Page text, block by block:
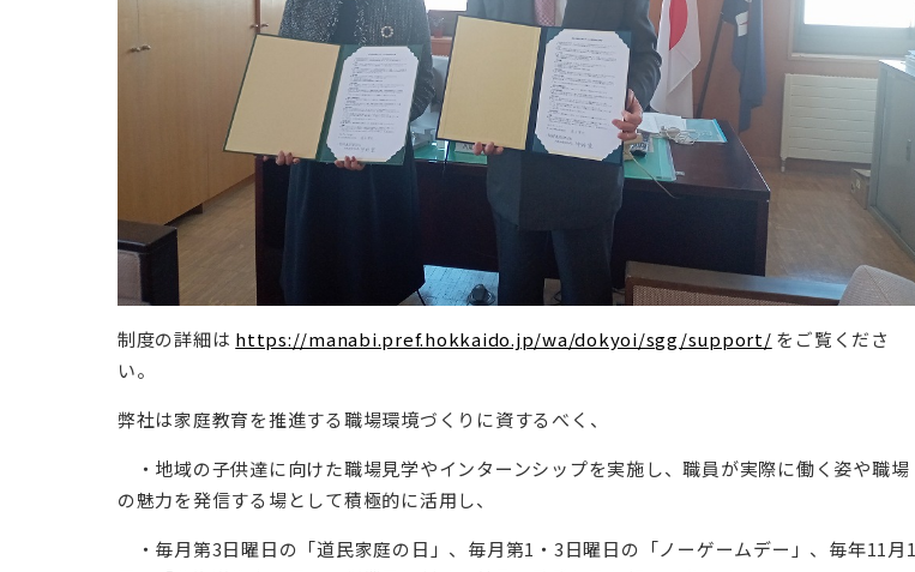
制度の詳細は https://manabi.pref.hokkaido.jp/wa/dokyoi/sgg/support/ をご覧くださ
い。
弊社は家庭教育を推進する職場環境づくりに資するべく、
・地域の子供達に向けた職場見学やインターンシップを実施し、職員が実際に働く姿や職場
の魅力を発信する場として積極的に活用し、
・毎月第3日曜日の「道民家庭の日」、毎月第1・3日曜日の「ノーゲームデー」、毎年11月1